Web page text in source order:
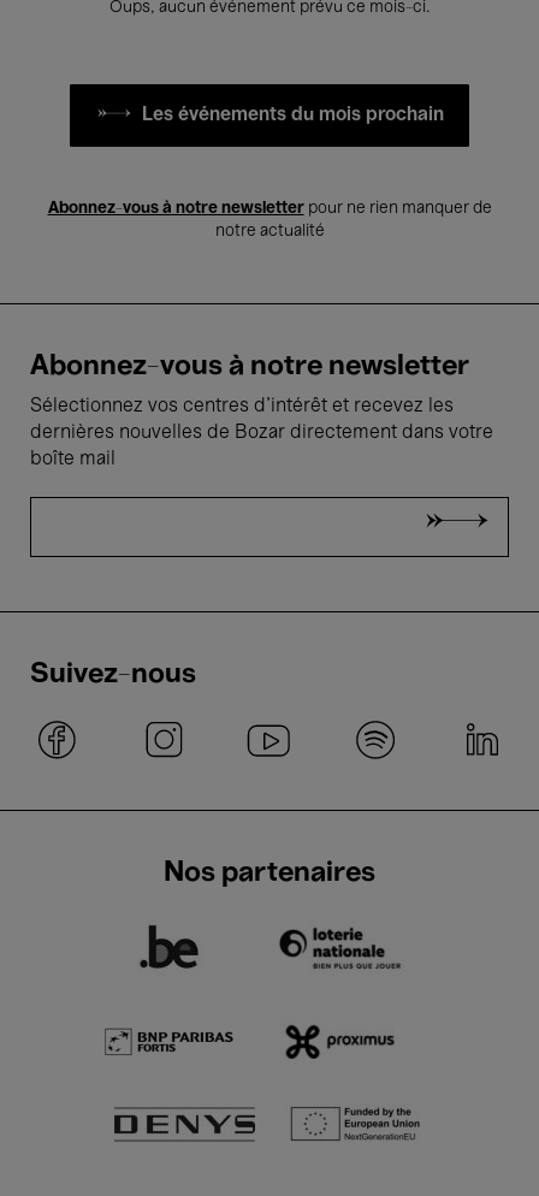
Oups, aucun événement prévu ce mois-ci.
Les événements du mois prochain
Abonnez-vous à notre newsletterpour ne rien manquer de
notre actualité
Abonnez-vous à notre newsletter
Sélectionnez vos centres d'intérêt et recevez les
dernières nouvelles de Bozar directement dans votre
boîte mail
Suivez-nous
Nos partenaires